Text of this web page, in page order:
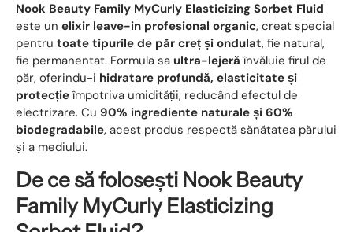
Nook Beauty Family MyCurly Elasticizing Sorbet Fluid
este un elixir leave-in profesional organic, creat special
pentru toate tipurile de păr creț și ondulat, fie natural,
fie permanentat. Formula sa ultra-lejeră învăluie firul de
păr, oferindu-i hidratare profundă, elasticitate și
protecțieîmpotriva umidității, reducând efectul de
electrizare. Cu 90% ingrediente naturale și 60%
biodegradabile, acest produs respectă sănătatea părului
și a mediului.
De ce să folosești Nook Beauty
Family MyCurly Elasticizing